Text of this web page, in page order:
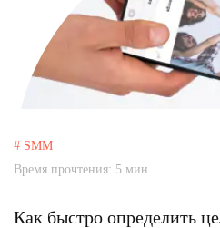
# SMM
Время прочтения: 5 мин
Как быстро определить